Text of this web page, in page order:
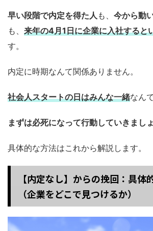
早い段階で内定を得た人 も、 今から動
も、 来年の4月1日に企業に入社すると
す。
内定に時期なんて関係ありません。
社会人スタートの日はみんな一緒なん
まずは必死になって行動していきましょ
具体的な方法はこれから解説します。
【内定なし】からの挽回：具体
（企業をどこで見つけるか）